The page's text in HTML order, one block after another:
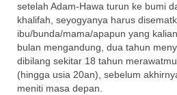
setelah Adam-Hawa turun ke bumi
khalifah, seyogyanya harus
ibu/bunda/mama/apapun yang
bulan mengandung, dua tahun
dibilang sekitar 18 tahun
(hingga usia 20an), sebelum
meniti masa depan.